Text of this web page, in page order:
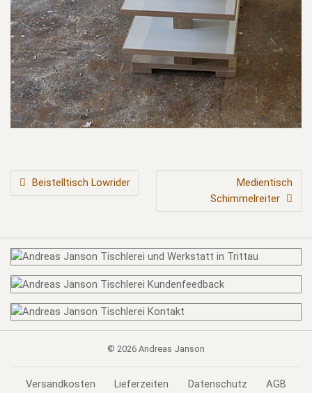
BEITRAGSNAVIGATIONBeistelltisch Lowrider
Medientisch
Schimmelreiter
© 2026 Andreas Janson
Versandkosten Lieferzeiten Datenschutz AGB